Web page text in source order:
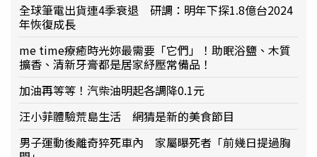
全球筆電出貨連4季衰退 研調：明年下探1.8億台2024
年恢復成長
me time療癒時光妳最需要「它們」！助眠浴鹽、木質
擴香、清新牙膏都是居家紓壓常備品！
加油再等等！汽柴油明起各調降0.1元
汪小菲體驗荒島生活 網猜是新的美食節目
男子運動後離奇猝死車內 家屬曝死者「前幾日提過胸